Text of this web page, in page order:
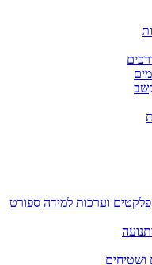
פלקטים וערכות למידה ספורט
ושטיחים